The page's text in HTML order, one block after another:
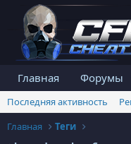
Главная Форумы
Последняя активность
Главная
Теги